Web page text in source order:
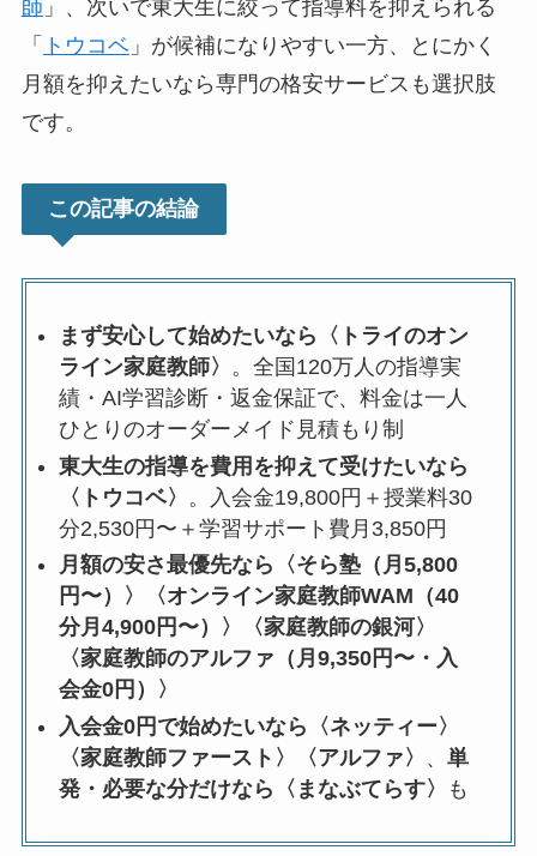
師 」、次いで東大生に絞って指導料を抑えられる
「 トウコベ」が候補になりやすい一方、とにかく
月額を抑えたいなら専門の格安サービスも選択肢
です。
この記事の結論
まず安心して始めたいなら〈トライのオン
ライン家庭教師〉 。全国120万人の指導実
績・AI学習診断・返金保証で、料金は一人
ひとりのオーダーメイド見積もり制
東大生の指導を費用を抑えて受けたいなら
〈トウコベ〉 。入会金19,800円＋授業料30
分2,530円〜＋学習サポート費月3,850円
月額の安さ最優先なら〈そら塾（月5,800
円〜）〉〈オンライン家庭教師WAM（40
分月4,900円〜）〉〈家庭教師の銀河〉
〈家庭教師のアルファ（月9,350円〜・入
会金0円）〉
入会金0円で始めたいなら〈ネッティー〉
〈家庭教師ファースト〉〈アルファ〉 、 単
発・必要な分だけなら〈まなぶてらす〉
も